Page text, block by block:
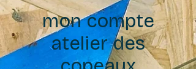
mon compte
atelier des